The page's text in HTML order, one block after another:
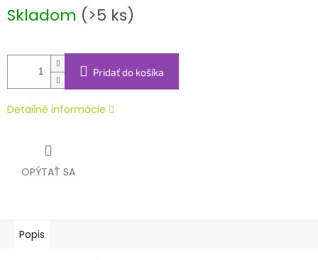
cena:
Skladom (>5 ks)
Pridať do košíka
Detailné informácie
OPÝTAŤ SA
Popis